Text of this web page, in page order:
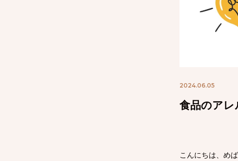
2024.06.05
食品のア
こんにちは、め